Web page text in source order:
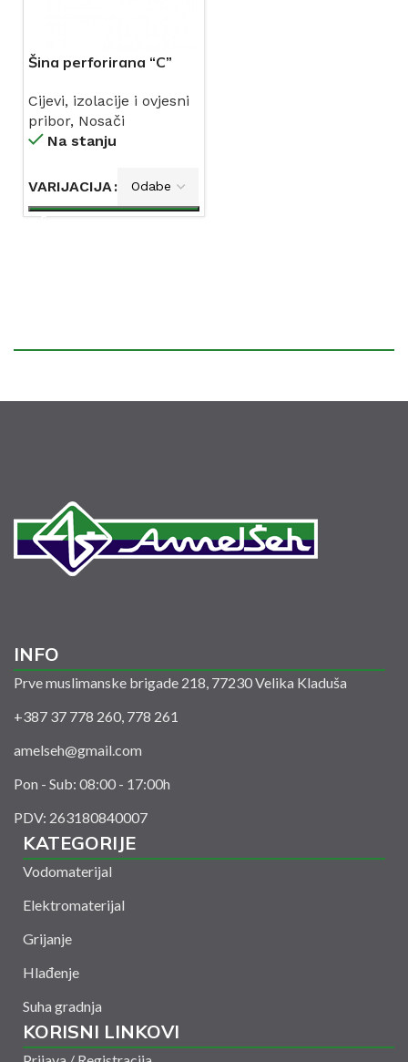
Šina perforirana “C”
WALRAVEN
Cijevi, izolacije i ovjesni
pribor, Nosači
Na stanju
VARIJACIJA
INFO
Prve muslimanske brigade 218, 77230 Velika Kladuša
+387 37 778 260, 778 261
amelseh@gmail.com
Pon - Sub: 08:00 - 17:00h
PDV: 263180840007
KATEGORIJE
Vodomaterijal
Elektromaterijal
Grijanje
Hlađenje
Suha gradnja
KORISNI LINKOVI